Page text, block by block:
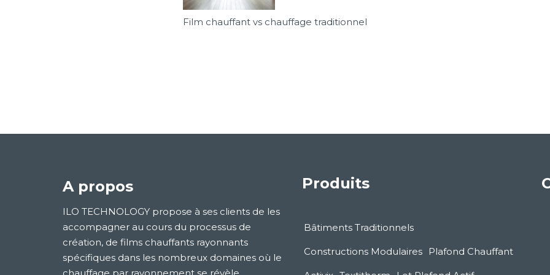
Film chauffant vs chauffage traditionnel
A propos
ILO TECHNOLOGY propose à ses clients de les
accompagner au cours du processus de
création, de films chauffants rayonnants
spécifiques dans les nombreux domaines où le
Produits
Bâtiments Traditionnels
Constructions Modulaires Plafond Chauffant